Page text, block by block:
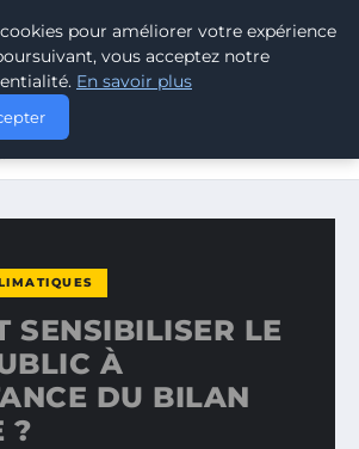
CLIMATIQUES
LE GRAND PUBLIC À
SENSIBILISER LE
À
DU BILAN
?
pour améliorer votre expérience
vous acceptez notre
En savoir plus